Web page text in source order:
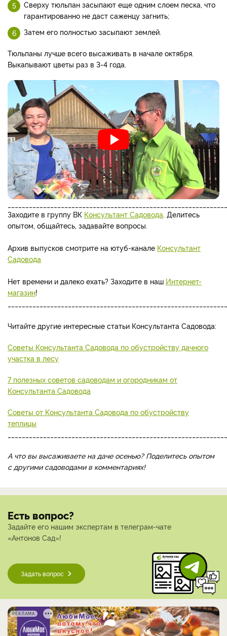
Сверху тюльпан засыпают еще одним слоем песка, что
гарантированно не даст саженцу загнить;
Затем его полностью засыпают землей.
Тюльпаны лучше всего высаживать в начале октября.
Выкапывают цветы раз в 3-4 года.
Заходите в группу ВК Консультант Садовода. Делитесь
опытом, общайтесь, задавайте вопросы.
Архив выпусков смотрите на ютуб-канале Консультант
Садовода
Нет времени и далеко ехать? Заходите в наш Интернет-
магазин!
Читайте другие интересные статьи Консультанта Садовода:
Советы Консультанта Садовода по обустройству дачного
участка в лесу
7 полезных советов садоводам и огородникам от
Консультанта Садовода
Советы от Консультанта Садовода по обустройству
теплицы
А что вы высаживаете на даче осенью? Поделитесь опытом
с другими садоводами в комментариях!
Есть вопрос?
Задайте его нашим экспертам в телеграм-чате
«Антонов Сад»!
Задать вопрос
РЕКЛАМА